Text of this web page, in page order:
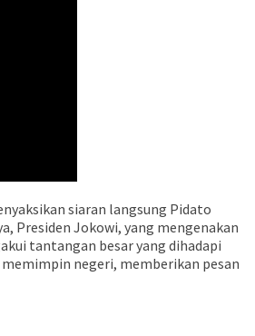
siaran langsung Pidato
Presiden Jokowi, yang mengenakan
tantangan besar yang dihadapi
negeri, memberikan pesan